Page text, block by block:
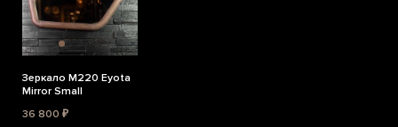
Зеркало M220 Eyota
Mirror Small
36 800 ₽